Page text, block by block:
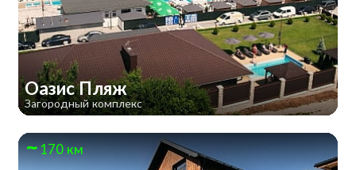
Оазис Пляж
Загородный комплекс
170 км